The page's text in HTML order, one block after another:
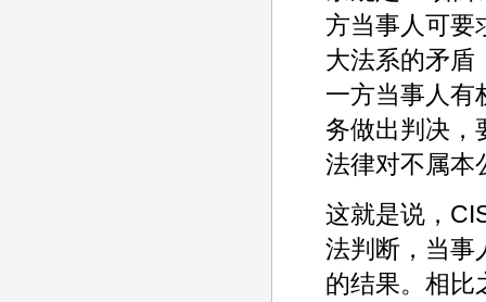
方当事人可要
大法系的矛盾
一方当事人有
务做出判决，
法律对不属本
这就是说，
法判断，当事
的结果。相比